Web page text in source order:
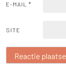
E-MAIL *
SITE